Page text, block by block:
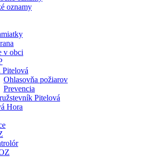
oznamy
v obci
Ohlasovňa požiarov
Prevencia
Pitelová
Hora